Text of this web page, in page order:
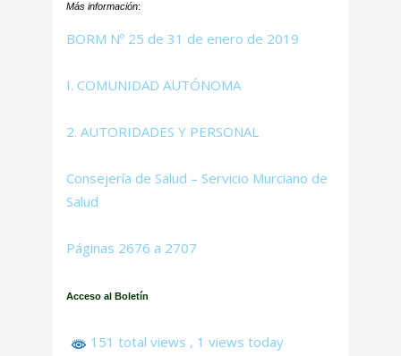
Más información:
BORM Nº 25 de 31 de enero de 2019
I. COMUNIDAD AUTÓNOMA
2. AUTORIDADES Y PERSONAL
Consejería de Salud – Servicio Murciano de
Salud
Páginas 2676 a 2707
Acceso al Boletín
151 total views , 1 views today